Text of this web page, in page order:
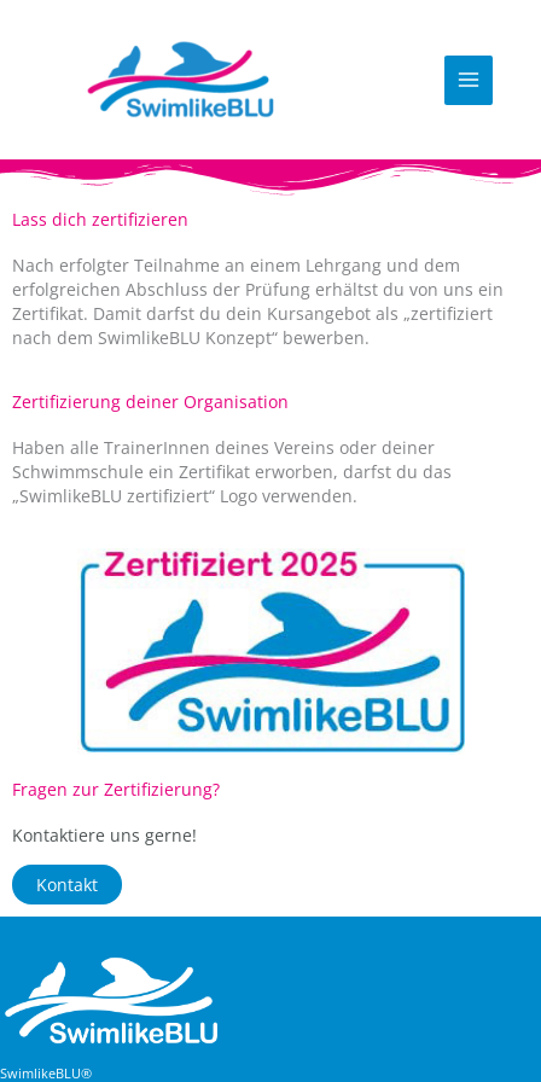
Lass dich zertifizieren
Nach erfolgter Teilnahme an einem Lehrgang und dem
erfolgreichen Abschluss der Prüfung erhältst du von uns ein
Zertifikat. Damit darfst du dein Kursangebot als „zertifiziert
nach dem SwimlikeBLU Konzept“ bewerben.
Zertifizierung deiner Organisation
Haben alle TrainerInnen deines Vereins oder deiner
Schwimmschule ein Zertifikat erworben, darfst du das
„SwimlikeBLU zertifiziert“ Logo verwenden.
Fragen zur Zertifizierung?
Kontaktiere uns gerne!
Kontakt
SwimlikeBLU®